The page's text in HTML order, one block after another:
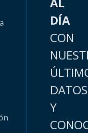
DÍA
CON
DATOS
Y